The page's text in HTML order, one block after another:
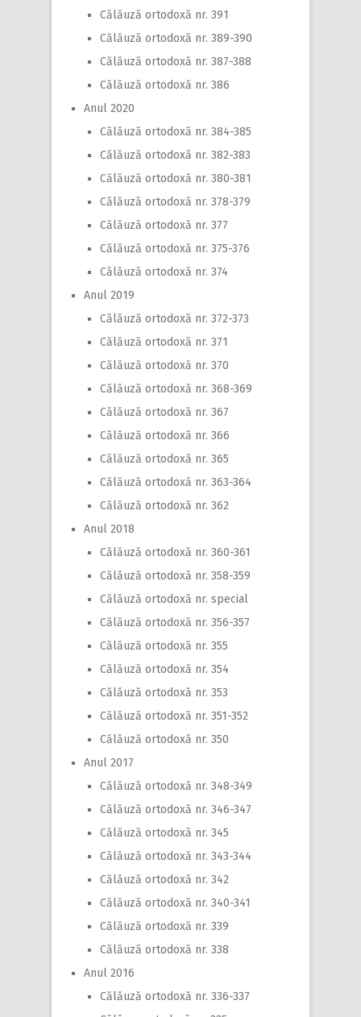
Călăuză ortodoxă nr. 391
Călăuză ortodoxă nr. 389-390
Călăuză ortodoxă nr. 387-388
Călăuză ortodoxă nr. 386
Anul 2020
Călăuză ortodoxă nr. 384-385
Călăuză ortodoxă nr. 382-383
Călăuză ortodoxă nr. 380-381
Călăuză ortodoxă nr. 378-379
Călăuză ortodoxă nr. 377
Călăuză ortodoxă nr. 375-376
Călăuză ortodoxă nr. 374
Anul 2019
Călăuză ortodoxă nr. 372-373
Călăuză ortodoxă nr. 371
Călăuză ortodoxă nr. 370
Călăuză ortodoxă nr. 368-369
Călăuză ortodoxă nr. 367
Călăuză ortodoxă nr. 366
Călăuză ortodoxă nr. 365
Călăuză ortodoxă nr. 363-364
Călăuză ortodoxă nr. 362
Anul 2018
Călăuză ortodoxă nr. 360-361
Călăuză ortodoxă nr. 358-359
Călăuză ortodoxă nr. special
Călăuză ortodoxă nr. 356-357
Călăuză ortodoxă nr. 355
Călăuză ortodoxă nr. 354
Călăuză ortodoxă nr. 353
Călăuză ortodoxă nr. 351-352
Călăuză ortodoxă nr. 350
Anul 2017
Călăuză ortodoxă nr. 348-349
Călăuză ortodoxă nr. 346-347
Călăuză ortodoxă nr. 345
Călăuză ortodoxă nr. 343-344
Călăuză ortodoxă nr. 342
Călăuză ortodoxă nr. 340-341
Călăuză ortodoxă nr. 339
Călăuză ortodoxă nr. 338
Anul 2016
Călăuză ortodoxă nr. 336-337